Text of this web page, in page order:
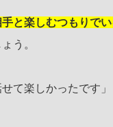
手と楽しむつもりで
う。
て楽しかったです